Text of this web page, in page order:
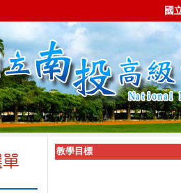
國
教學目標